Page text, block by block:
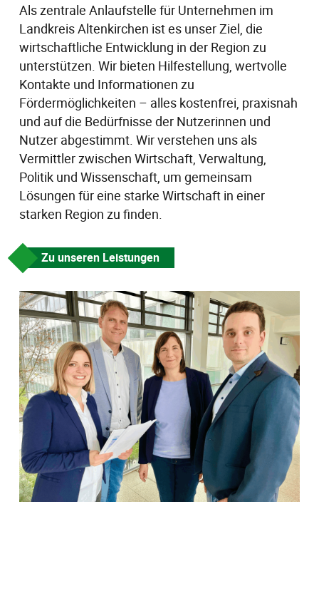
Als zentrale Anlaufstelle für Unternehmen im
Landkreis Altenkirchen ist es unser Ziel, die
wirtschaftliche Entwicklung in der Region zu
unterstützen. Wir bieten Hilfestellung, wertvolle
Kontakte und Informationen zu
Fördermöglichkeiten – alles kostenfrei, praxisnah
und auf die Bedürfnisse der Nutzerinnen und
Nutzer abgestimmt. Wir verstehen uns als
Vermittler zwischen Wirtschaft, Verwaltung,
Politik und Wissenschaft, um gemeinsam
Lösungen für eine starke Wirtschaft in einer
starken Region zu finden.
Zu unseren Leistungen